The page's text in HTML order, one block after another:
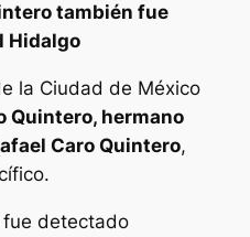
también fue
Hidalgo
la Ciudad de México
Quintero, hermano
Caro Quintero,
fue detectado